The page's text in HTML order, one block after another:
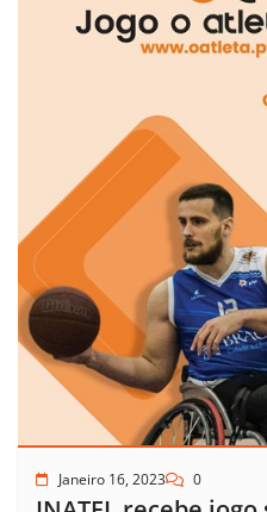
Janeiro 16, 2023 0